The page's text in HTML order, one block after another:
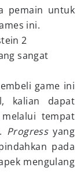
pemain untuk
ini.
2
sangat
game ini
kalian dapat
tempat
Progressyang
pada
mengulang